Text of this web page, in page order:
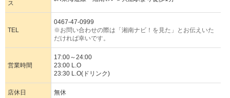
ス
TEL
0467-47-0999
※お問い合わせの際は「湘南ナビ！を見た」とお伝えいた
だければ幸いです。
営業時間
17:00～24:00
23:00 L.O
23:30 L.O(ドリンク)
店休日 無休